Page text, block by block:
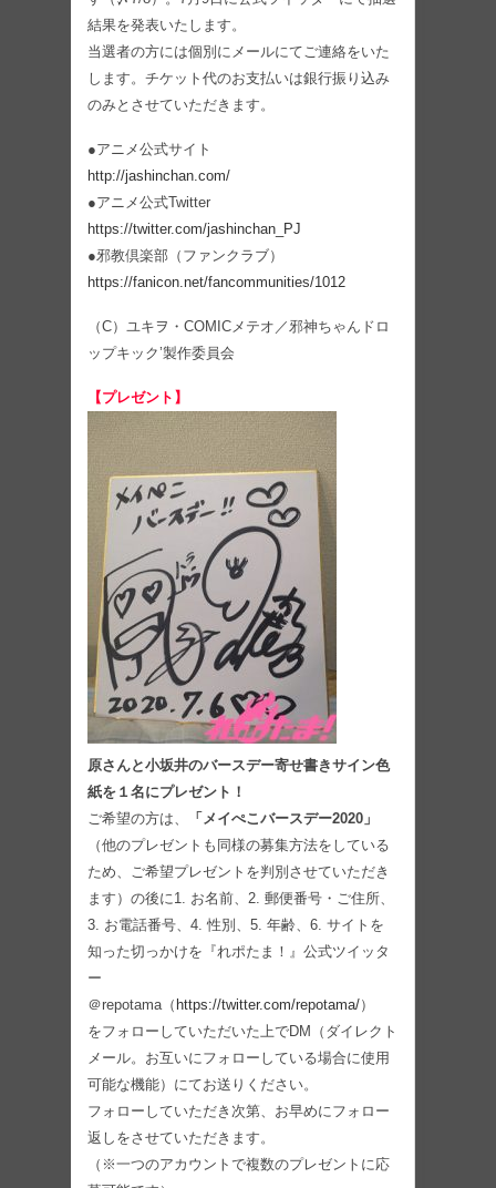
結果を発表いたします。
当選者の方には個別にメールにてご連絡をいた
します。チケット代のお支払いは銀行振り込み
のみとさせていただきます。
●アニメ公式サイト
http://jashinchan.com/
●アニメ公式Twitter
https://twitter.com/jashinchan_PJ
●邪教倶楽部（ファンクラブ）
https://fanicon.net/fancommunities/1012
（C）ユキヲ・COMICメテオ／邪神ちゃんドロ
ップキック’製作委員会
【プレゼント】
原さんと小坂井のバースデー寄せ書きサイン色
紙を１名にプレゼント！
ご希望の方は、
「メイぺこバースデー2020」
（他のプレゼントも同様の募集方法をしている
ため、ご希望プレゼントを判別させていただき
ます）の後に1. お名前、2. 郵便番号・ご住所、
3. お電話番号、4. 性別、5. 年齢、6. サイトを
知った切っかけを『れポたま！』公式ツイッタ
ー
＠repotama（ https://twitter.com/repotama/）
をフォローしていただいた上でDM（ダイレクト
メール。お互いにフォローしている場合に使用
可能な機能）にてお送りください。
フォローしていただき次第、お早めにフォロー
返しをさせていただきます。
（※一つのアカウントで複数のプレゼントに応